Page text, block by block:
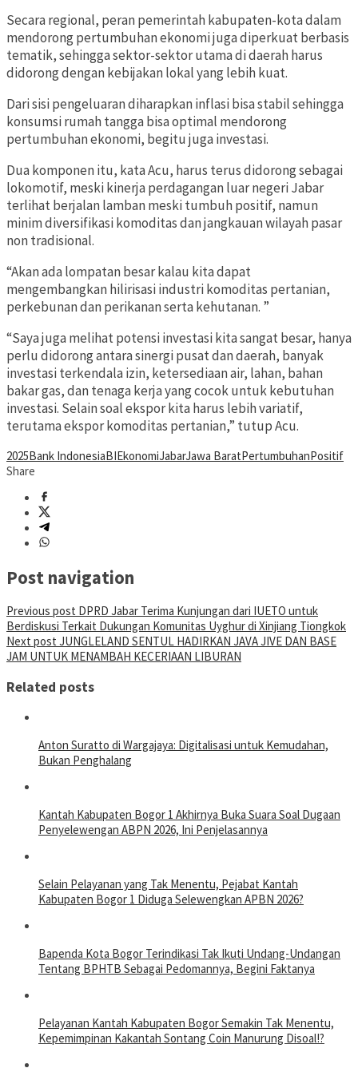
Secara regional, peran pemerintah kabupaten-kota dalam
mendorong pertumbuhan ekonomi juga diperkuat berbasis
tematik, sehingga sektor-sektor utama di daerah harus
didorong dengan kebijakan lokal yang lebih kuat.
Dari sisi pengeluaran diharapkan inflasi bisa stabil sehingga
konsumsi rumah tangga bisa optimal mendorong
pertumbuhan ekonomi, begitu juga investasi.
Dua komponen itu, kata Acu, harus terus didorong sebagai
lokomotif, meski kinerja perdagangan luar negeri Jabar
terlihat berjalan lamban meski tumbuh positif, namun
minim diversifikasi komoditas dan jangkauan wilayah pasar
non tradisional.
“Akan ada lompatan besar kalau kita dapat
mengembangkan hilirisasi industri komoditas pertanian,
perkebunan dan perikanan serta kehutanan. ”
“Saya juga melihat potensi investasi kita sangat besar, hanya
perlu didorong antara sinergi pusat dan daerah, banyak
investasi terkendala izin, ketersediaan air, lahan, bahan
bakar gas, dan tenaga kerja yang cocok untuk kebutuhan
investasi. Selain soal ekspor kita harus lebih variatif,
terutama ekspor komoditas pertanian,” tutup Acu.
2025Bank IndonesiaBIEkonomiJabarJawa BaratPertumbuhanPositif
Share
Post navigation
Previous post DPRD Jabar Terima Kunjungan dari IUETO untuk
Berdiskusi Terkait Dukungan Komunitas Uyghur di Xinjiang Tiongkok
Next post JUNGLELAND SENTUL HADIRKAN JAVA JIVE DAN BASE
JAM UNTUK MENAMBAH KECERIAAN LIBURAN
Related posts
Anton Suratto di Wargajaya: Digitalisasi untuk Kemudahan,
Bukan Penghalang
Kantah Kabupaten Bogor 1 Akhirnya Buka Suara Soal Dugaan
Penyelewengan ABPN 2026, Ini Penjelasannya
Selain Pelayanan yang Tak Menentu, Pejabat Kantah
Kabupaten Bogor 1 Diduga Selewengkan APBN 2026?
Bapenda Kota Bogor Terindikasi Tak Ikuti Undang-Undangan
Tentang BPHTB Sebagai Pedomannya, Begini Faktanya
Pelayanan Kantah Kabupaten Bogor Semakin Tak Menentu,
Kepemimpinan Kakantah Sontang Coin Manurung Disoal!?